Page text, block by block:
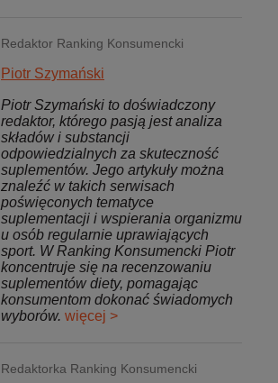
Redaktor Ranking Konsumencki
Piotr Szymański
Piotr Szymański to doświadczony
redaktor, którego pasją jest analiza
składów i substancji
odpowiedzialnych za skuteczność
suplementów. Jego artykuły można
znaleźć w takich serwisach
poświęconych tematyce
suplementacji i wspierania organizmu
u osób regularnie uprawiających
sport. W Ranking Konsumencki Piotr
koncentruje się na recenzowaniu
suplementów diety, pomagając
konsumentom dokonać świadomych
wyborów. więcej >
Redaktorka Ranking Konsumencki